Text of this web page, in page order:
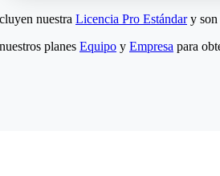
nuestra Licencia Pro Estándary son
planes Equipo y Empresa para